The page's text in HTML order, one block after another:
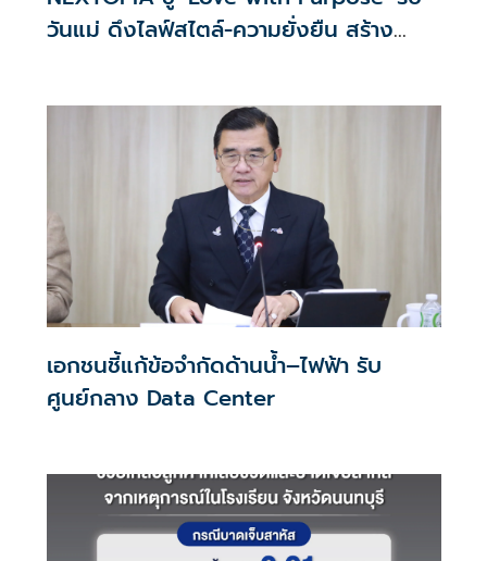
วันแม่ ดึงไลฟ์สไตล์-ความยั่งยืน สร้าง
เอกชนชี้แก้ข้อจำกัดด้านน้ำ–ไฟฟ้า รับ
ศูนย์กลาง Data Center